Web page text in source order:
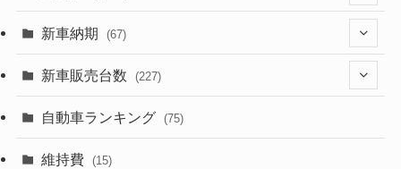
(329)
(357)
(242)
新車納期 (67)
(28)
(8)
新車販売台数 (227)
(21)
自動車ランキング (75)
維持費 (15)